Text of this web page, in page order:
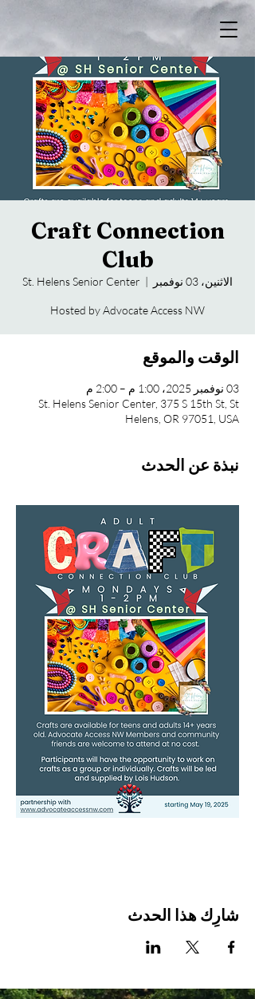
Craft Connection
Club
الاثنين، 03 نوفمبر
  |
St. Helens Senior Center
Hosted by Advocate Access NW
الوقت والموقع
03 نوفمبر 2025، 1:00 م – 2:00 م
St. Helens Senior Center, 375 S 15th St, St
Helens, OR 97051, USA
نبذة عن الحدث
شارِك هذا الحدث